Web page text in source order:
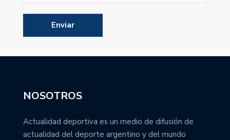
NOSOTROS
Actualidad deportiva es un medio de difusión de
actualidad del deporte argentino y del mundo